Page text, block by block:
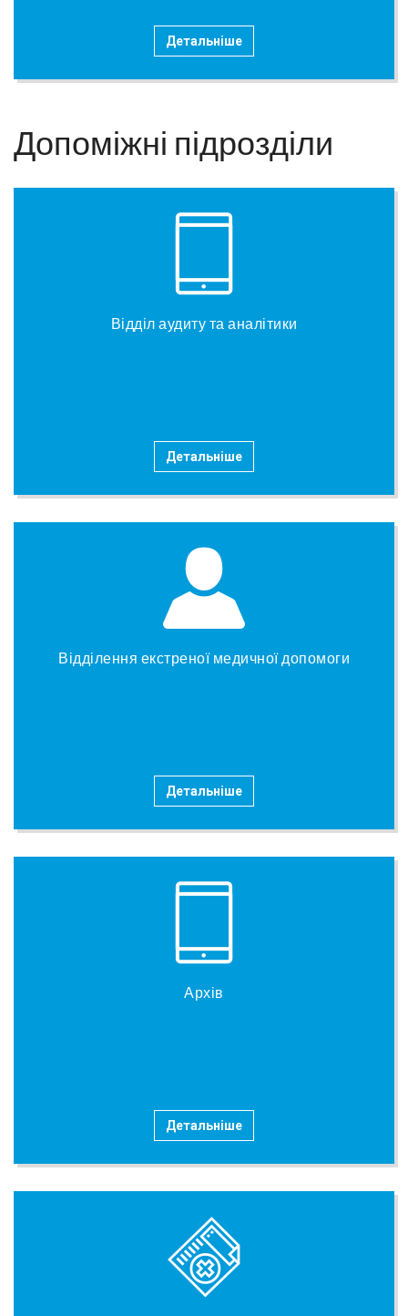
Детальніше
Допоміжні підрозділи
Відділ аудиту та аналітики
Детальніше
Відділення екстреної медичної допомоги
Детальніше
Архів
Детальніше